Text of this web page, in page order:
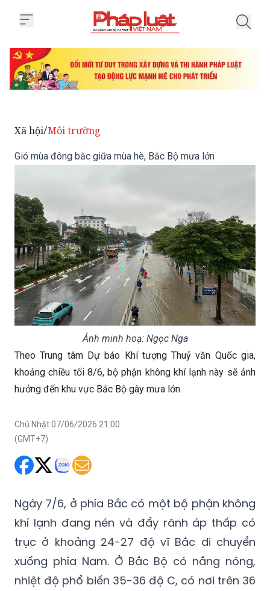
Xã hội/Môi trường
Gió mùa đông bắc giữa mùa hè, Bắc Bộ mưa lớn
Ảnh minh hoạ: Ngọc Nga
Theo Trung tâm Dự báo Khí tượng Thuỷ văn Quốc gia,
khoảng chiều tối 8/6, bộ phận không khí lạnh này sẽ ảnh
hưởng đến khu vực Bắc Bộ gây mưa lớn.
Chủ Nhật 07/06/2026 21:00
(GMT+7)
Ngày 7/6, ở phía Bắc có một bộ phận không
khí lạnh đang nén và đẩy rãnh áp thấp có
trục ở khoảng 24-27 độ vĩ Bắc di chuyển
xuống phía Nam. Ở Bắc Bộ có nắng nóng,
nhiệt độ phổ biến 35-36 độ C, có nơi trên 36